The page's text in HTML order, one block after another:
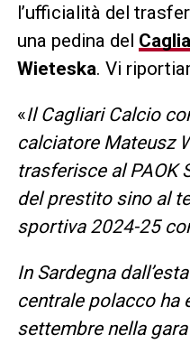
l’ufficialità del
una pedina del
Wieteska. Vi
«Il Cagliari Calcio
calciatore Mateusz
trasferisce al PAOK
del prestito sino al
sportiva 2024-25
In Sardegna
centrale polacco ha
settembre nella